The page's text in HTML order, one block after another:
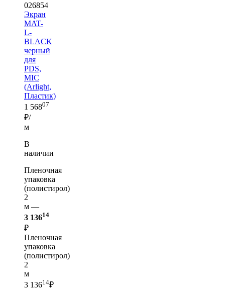
026854
Экран
MAT-
L-
BLACK
черный
для
PDS,
MIC
(Arlight,
Пластик)
1 56807
₽/
м
В
наличии
Пленочная
упаковка
(полистирол)
2
м —
3 13614
₽
Пленочная
упаковка
(полистирол)
2
м
3 13614₽